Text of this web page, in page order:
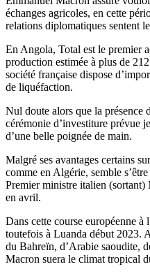
échanges agricoles, en cette
relations diplomatiques sentent
En Angola, Total est le premier
production estimée à plus de
société française dispose
de liquéfaction.
Nul doute alors que la présence
cérémonie d’investiture prévue
d’une belle poignée de main.
Malgré ses avantages certains
comme en Algérie, semble
Premier ministre italien
en avril.
Dans cette course européenne à
toutefois à Luanda début 2023.
du Bahreïn, d’Arabie saoudite,
Macron suera le climat tropical